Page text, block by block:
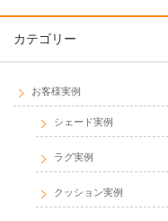
カテゴリー
お客様実例
シェード実例
ラグ実例
クッション実例